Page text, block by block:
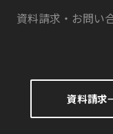
資料請求・お問い
資料請求